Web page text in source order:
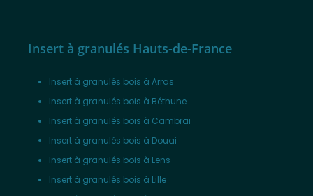
Insert à granulés Hauts-de-France
Insert à granulés bois à Arras
Insert à granulés bois à Béthune
Insert à granulés bois à Cambrai
Insert à granulés bois à Douai
Insert à granulés bois à Lens
Insert à granulés bois à Lille